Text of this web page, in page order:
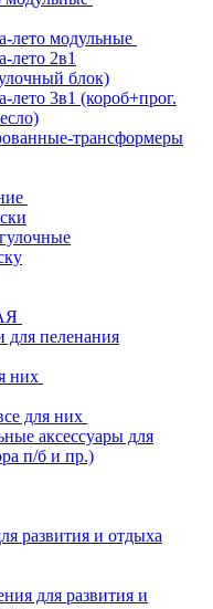
лето модульные
лето 2в1
блок)
лето 3в1 (короб+прог.
трансформеры
для пеленания
них
для них
аксессуары для
п/б и пр.)
развития и отдыха
для развития и